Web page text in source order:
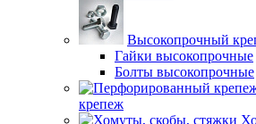
Высокопрочный
Гайки высокопрочные
Болты высокопрочные
крепеж